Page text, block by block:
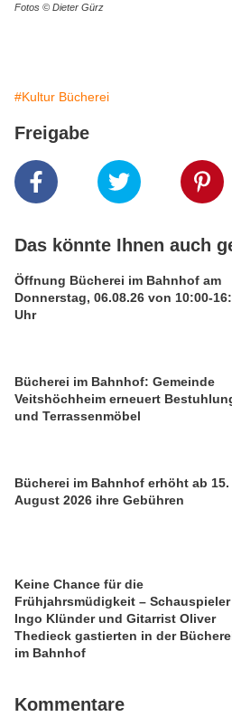
Fotos © Dieter Gürz
#Kultur Bücherei
Freigabe
Das könnte Ihnen auch
Öffnung Bücherei im Bahnhof am
Donnerstag, 06.08.26 von 10:00-
Uhr
Bücherei im Bahnhof: Gemeinde
Veitshöchheim erneuert
und Terrassenmöbel
Bücherei im Bahnhof erhöht ab 15.
August 2026 ihre Gebühren
Keine Chance für die
Frühjahrsmüdigkeit – Schauspieler
Ingo Klünder und Gitarrist Oliver
Thedieck gastierten in der
im Bahnhof
Kommentare